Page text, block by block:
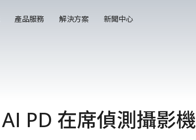
產品服務 解決方案 新聞中心
AI PD 在席偵測攝影機